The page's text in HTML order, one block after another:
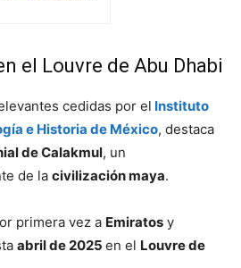
el Louvre de Abu Dhabi
cedidas por el Instituto
e Historia de México, destaca
de Calakmul, un
de la civilización maya.
primera vez a Emiratos y
abril de 2025 en el Louvre de